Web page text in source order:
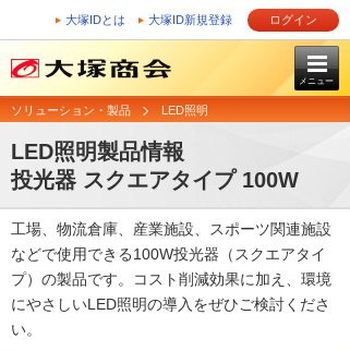
大塚IDとは 大塚ID新規登録 ログイン
メニュー
ソリューション・製品 LED照明
LED照明製品情報
投光器 スクエアタイプ 100W
工場、物流倉庫、産業施設、スポーツ関連施設
などで使用できる100W投光器（スクエアタイ
プ）の製品です。コスト削減効果に加え、環境
にやさしいLED照明の導入をぜひご検討くださ
い。